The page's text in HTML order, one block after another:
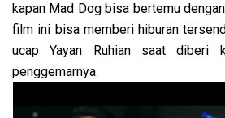
kapan Mad Dog bisa bertemu
film ini bisa memberi hiburan
ucap Yayan Ruhian saat diberi
penggemarnya.